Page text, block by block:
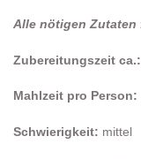
Alle nötigen Zutaten
Zubereitungszeit ca.:
Mahlzeit pro Person:
Schwierigkeit: mittel